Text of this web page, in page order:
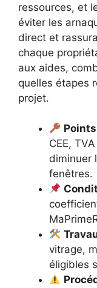
ressources, et
éviter les
direct et
chaque
aux aides,
quelles étapes
projet.
CEE,
diminuer
fenêtres.
vitrage,
éligibles